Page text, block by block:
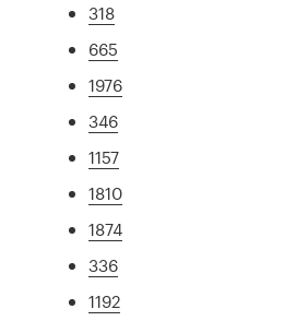
318
665
1976
346
1157
1810
1874
336
1192